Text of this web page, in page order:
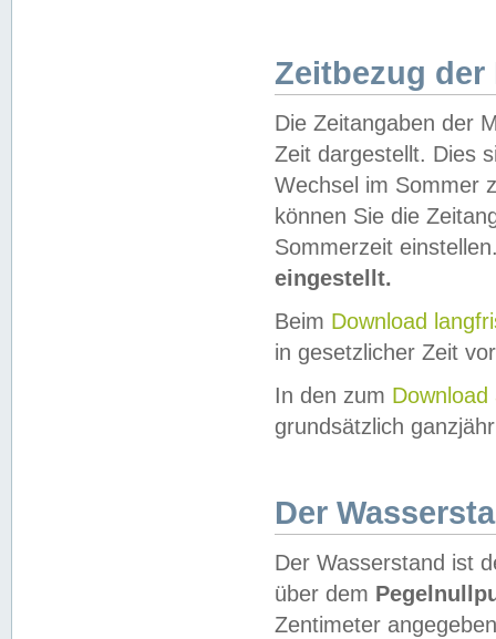
Zeitbezug der
Die Zeitangaben der
Zeit dargestellt. Dies
Wechsel im Sommer
können Sie die
Sommerzeit
eingestellt.
Beim Download
in gesetzlicher Zeit
In den zum Download
grundsätzlich
Der
Der Wasserstand ist
über dem
Zentimeter